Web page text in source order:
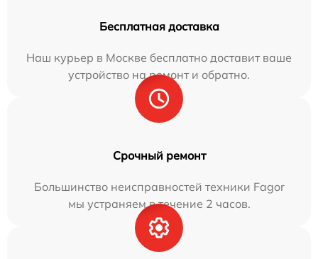
Бесплатная доставка
Наш курьер в Москве бесплатно доставит ваше
устройство на ремонт и обратно.
Срочный ремонт
Большинство неисправностей техники Fagor
мы устраняем в течение 2 часов.